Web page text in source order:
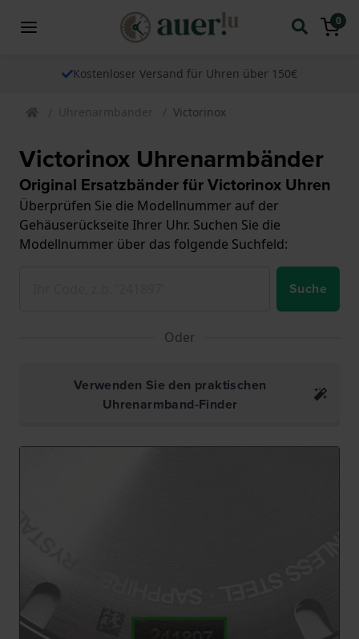
0
Kostenloser Versand für Uhren über 150€
Uhrenarmbander Victorinox
Victorinox Uhrenarmbänder
Original Ersatzbänder für Victorinox Uhren
Überprüfen Sie die Modellnummer auf der
Gehäuserückseite Ihrer Uhr. Suchen Sie die
Modellnummer über das folgende Suchfeld:
Suche
Oder
Verwenden Sie den praktischen
Uhrenarmband-Finder